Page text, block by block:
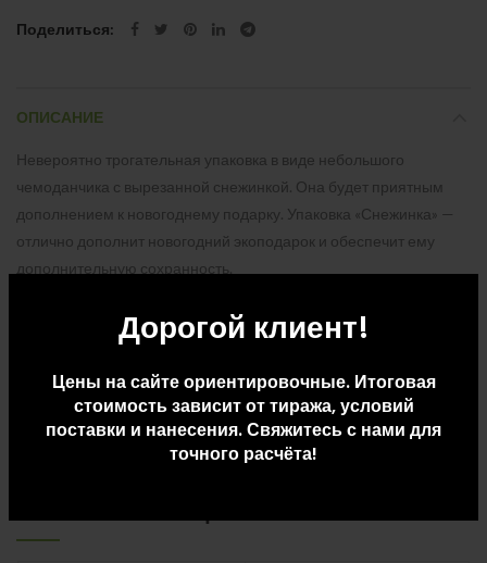
Дорогой клиент!
Цены на сайте ориентировочные. Итоговая
стоимость зависит от тиража, условий
поставки и нанесения. Свяжитесь с нами для
точного расчёта!
Поделиться
ОПИСАНИЕ
Невероятно трогательная упаковка в виде небольшого
чемоданчика с вырезанной снежинкой. Она будет приятным
дополнением к новогоднему подарку. Упаковка «Снежинка» —
отлично дополнит новогодний экоподарок и обеспечит ему
дополнительную сохранность.
ДОСТАВКА И ОПЛАТА